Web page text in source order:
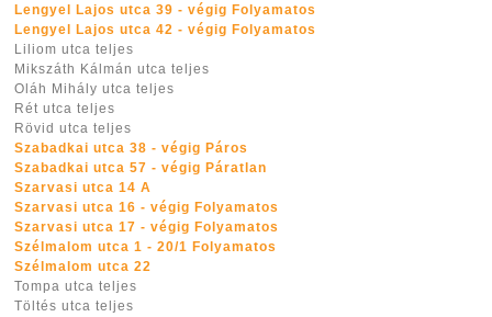
Lengyel Lajos utca 39 - végig Folyamatos
Lengyel Lajos utca 42 - végig Folyamatos
Liliom utca teljes
Mikszáth Kálmán utca teljes
Oláh Mihály utca teljes
Rét utca teljes
Rövid utca teljes
Szabadkai utca 38 - végig Páros
Szabadkai utca 57 - végig Páratlan
Szarvasi utca 14 A
Szarvasi utca 16 - végig Folyamatos
Szarvasi utca 17 - végig Folyamatos
Szélmalom utca 1 - 20/1 Folyamatos
Szélmalom utca 22
Tompa utca teljes
Töltés utca teljes